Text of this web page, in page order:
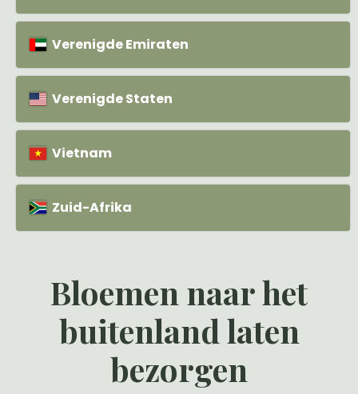
Verenigde Emiraten
Verenigde Staten
Vietnam
Zuid-Afrika
Bloemen naar het
buitenland laten
bezorgen